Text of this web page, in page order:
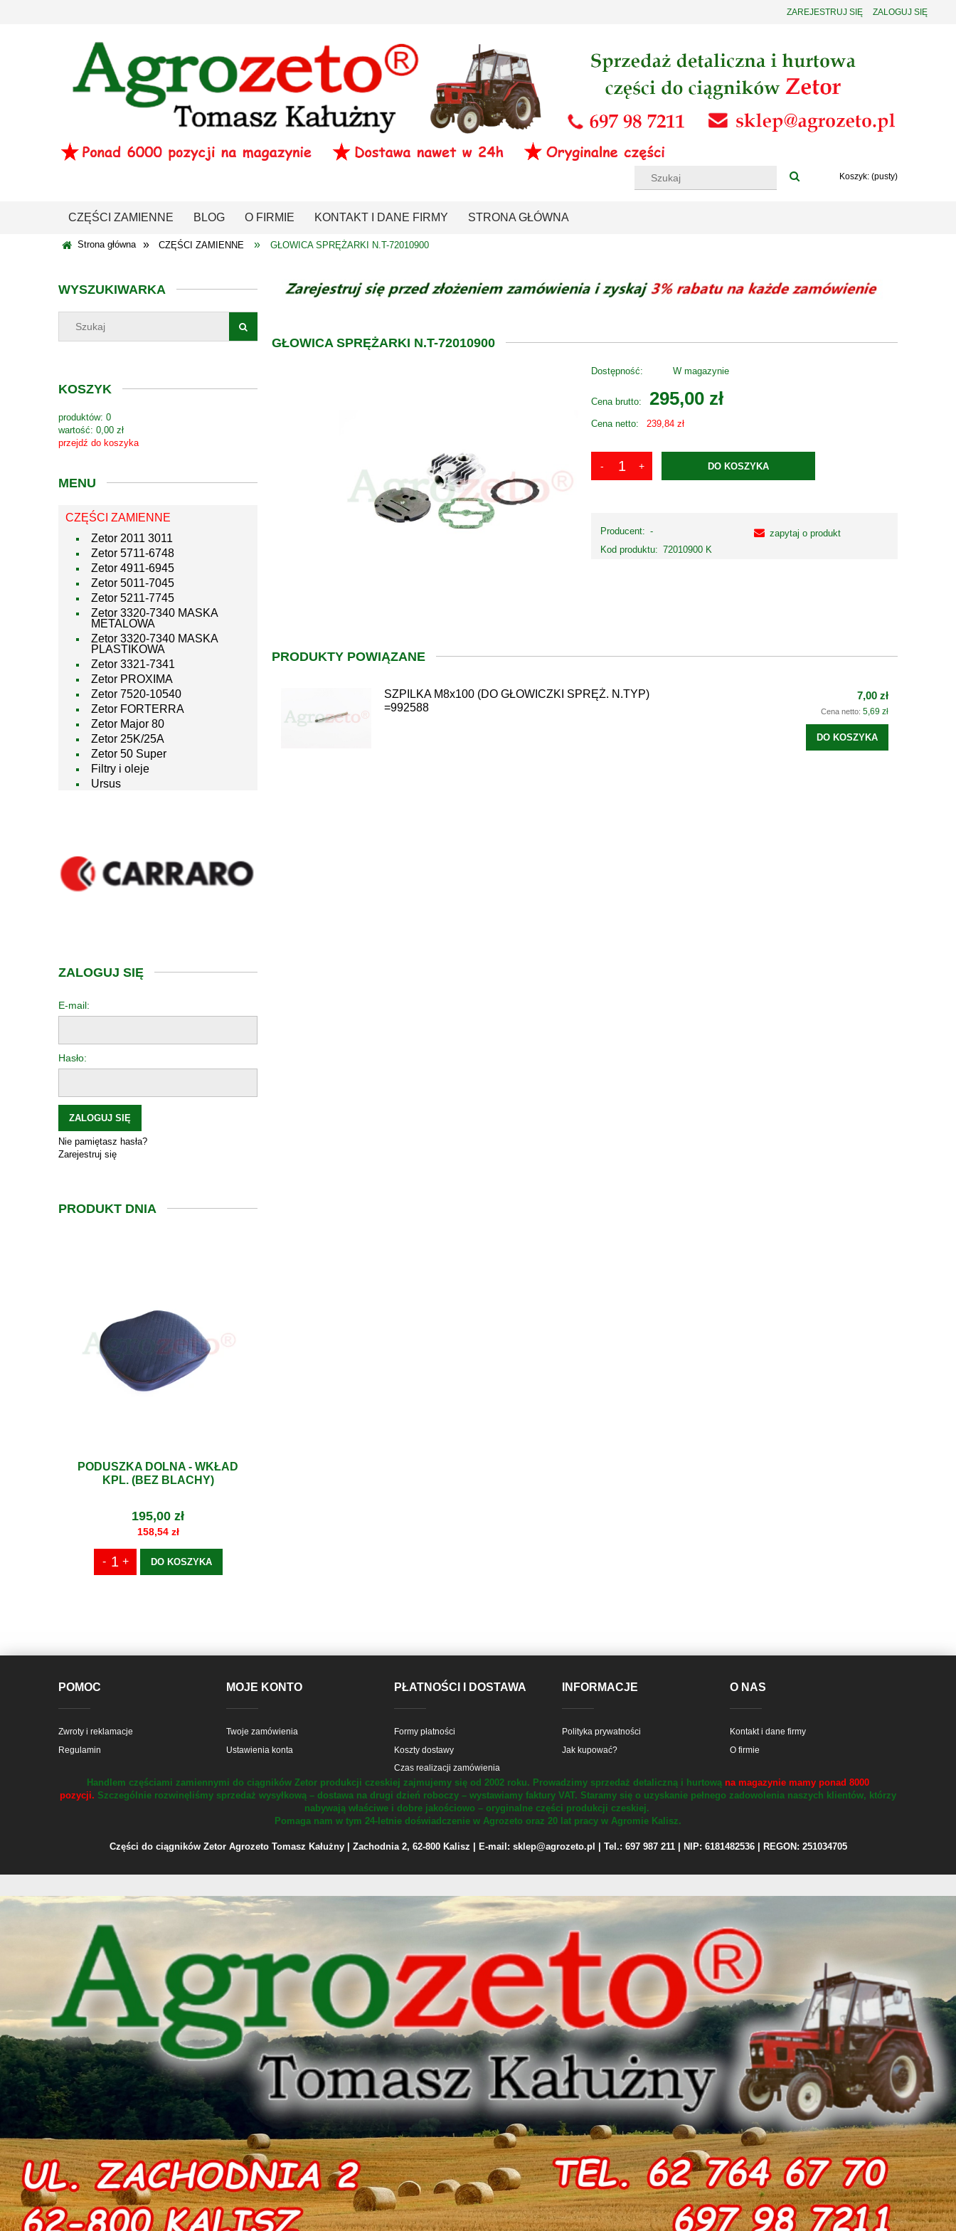
ZAREJESTRUJ SIĘ ZALOGUJ SIĘ
Koszyk: (pusty)
CZĘŚCI ZAMIENNE BLOG O FIRMIE KONTAKT I DANE FIRMY STRONA GŁÓWNA
Strona główna » CZĘŚCI ZAMIENNE » GŁOWICA SPRĘŻARKI N.T-72010900
WYSZUKIWARKA
KOSZYK
produktów: 0
wartość: 0,00 zł
przejdź do koszyka
MENU
CZĘŚCI ZAMIENNE
Zetor 2011 3011
Zetor 5711-6748
Zetor 4911-6945
Zetor 5011-7045
Zetor 5211-7745
Zetor 3320-7340 MASKA
METALOWA
Zetor 3320-7340 MASKA
PLASTIKOWA
Zetor 3321-7341
Zetor PROXIMA
Zetor 7520-10540
Zetor FORTERRA
Zetor Major 80
Zetor 25K/25A
Zetor 50 Super
Filtry i oleje
Ursus
ZALOGUJ SIĘ
E-mail:
Hasło:
ZALOGUJ SIĘ
Nie pamiętasz hasła?
Zarejestruj się
PRODUKT DNIA
PODUSZKA DOLNA - WKŁAD
KPL. (BEZ BLACHY)
195,00 zł
158,54 zł
DO KOSZYKA
GŁOWICA SPRĘŻARKI N.T-72010900
Dostępność: W magazynie
Cena brutto: 295,00 zł
Cena netto: 239,84 zł
DO KOSZYKA
Producent: -
Kod produktu: 72010900 K
zapytaj o produkt
PRODUKTY POWIĄZANE
SZPILKA M8x100 (DO GŁOWICZKI SPRĘŻ. N.TYP)
=992588
7,00 zł
Cena netto: 5,69 zł
DO KOSZYKA
POMOC
Zwroty i reklamacje
Regulamin
MOJE KONTO
Twoje zamówienia
Ustawienia konta
PŁATNOŚCI I DOSTAWA
Formy płatności
Koszty dostawy
Czas realizacji zamówienia
INFORMACJE
Polityka prywatności
Jak kupować?
O NAS
Kontakt i dane firmy
O firmie
Handlem częściami zamiennymi do ciągników Zetor produkcji czeskiej zajmujemy się od 2002 roku. Prowadzimy sprzedaż detaliczną i hurtową na magazynie mamy ponad 8000
pozycji. Szczególnie rozwinęliśmy sprzedaż wysyłkową – dostawa na drugi dzień roboczy – wystawiamy faktury VAT. Staramy się o uzyskanie pełnego zadowolenia naszych klientów, którzy
nabywają właściwe i dobre jakościowo – oryginalne części produkcji czeskiej.
Pomaga nam w tym 24-letnie doświadczenie w Agrozeto oraz 20 lat pracy w Agromie Kalisz.
Części do ciągników Zetor Agrozeto Tomasz Kałużny | Zachodnia 2, 62-800 Kalisz | E-mail: sklep@agrozeto.pl | Tel.: 697 987 211 | NIP: 6181482536 | REGON: 251034705